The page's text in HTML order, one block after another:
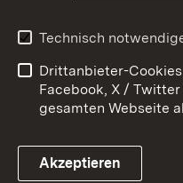
Link zum Landesportal
Barrierefreiheit
Impressum
Technisch
Drittanbieter-
Facebook, X /
gesamten Webseite
Akzeptieren